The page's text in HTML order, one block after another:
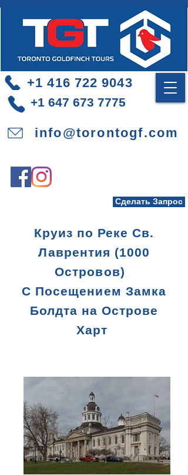
Сделать Запрос
+1 416 722 9043
info@torontogf.com
+1 647 673 7775
Круиз по Реке Св.
Лаврентия (1000
Островов)
С Посещением Замка
Болдта на Острове
Харт